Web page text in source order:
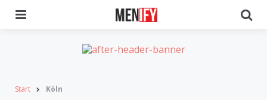
Start Köln